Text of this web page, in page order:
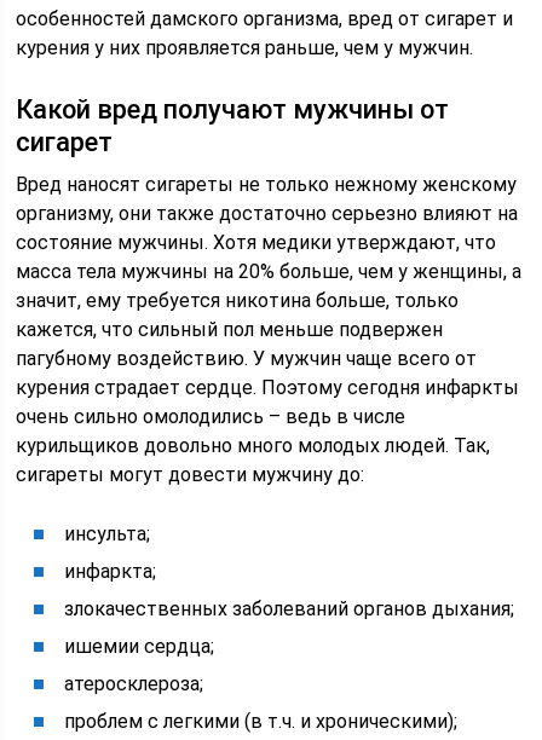
особенностей дамского организма, вред от сигарет и
курения у них проявляется раньше, чем у мужчин.
Какой вред получают мужчины от
сигарет
Вред наносят сигареты не только нежному женскому
организму, они также достаточно серьезно влияют на
состояние мужчины. Хотя медики утверждают, что
масса тела мужчины на 20% больше, чем у женщины, а
значит, ему требуется никотина больше, только
кажется, что сильный пол меньше подвержен
пагубному воздействию. У мужчин чаще всего от
курения страдает сердце. Поэтому сегодня инфаркты
очень сильно омолодились – ведь в числе
курильщиков довольно много молодых людей. Так,
сигареты могут довести мужчину до:
инсульта;
инфаркта;
злокачественных заболеваний органов дыхания;
ишемии сердца;
атеросклероза;
проблем с легкими (в т.ч. и хроническими);